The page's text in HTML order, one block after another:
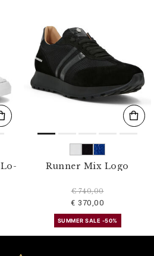
Runner Mix Logo
€ 740,00
€ 370,00
SUMMER SALE -50%